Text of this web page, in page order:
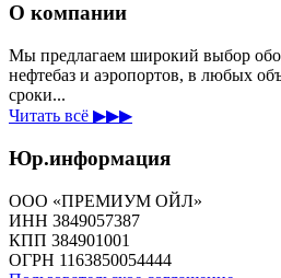
О компании
Мы предлагаем широкий выбор
нефтебаз и аэропортов, в любых
сроки...
Читать всё ▶▶▶
Юр.информация
ООО «ПРЕМИУМ ОЙЛ»
ИНН 3849057387
КПП 384901001
ОГРН 1163850054444